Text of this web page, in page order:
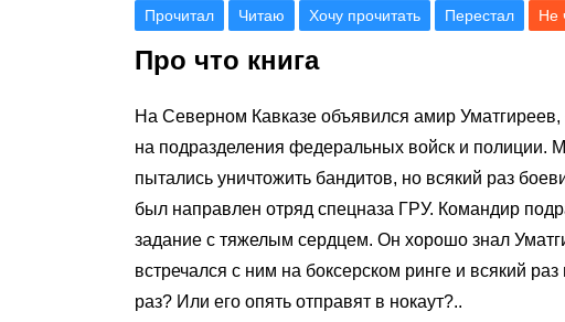
Прочитал Читаю Хочу прочитать Перестал Не
Про что книга
На Северном Кавказе объявился амир Уматгиреев,
на подразделения федеральных войск и полиции.
пытались уничтожить бандитов, но всякий раз
был направлен отряд спецназа ГРУ. Командир
задание с тяжелым сердцем. Он хорошо знал
встречался с ним на боксерском ринге и всякий
раз? Или его опять отправят в нокаут?..